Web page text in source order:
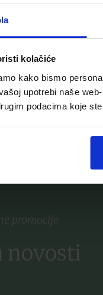
kolačiće
kako bismo
upotrebi naše
podacima koje
TABLETE Á 50
Dodaj u listu želja
promocije
novosti